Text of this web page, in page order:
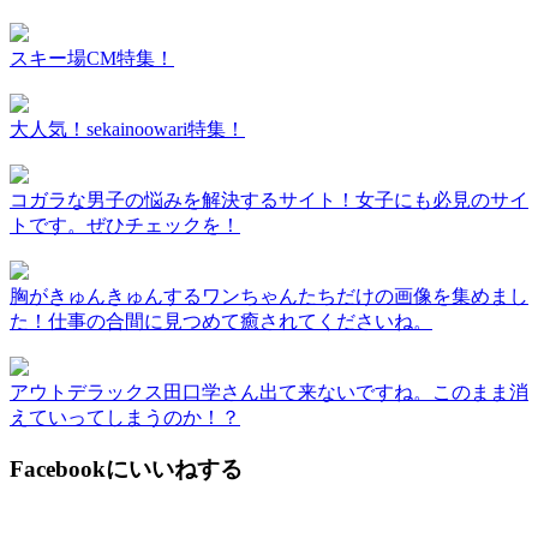
スキー場CM特集！
大人気！sekainoowari特集！
コガラな男子の悩みを解決するサイト！女子にも必見のサイ
トです。ぜひチェックを！
胸がきゅんきゅんするワンちゃんたちだけの画像を集めまし
た！仕事の合間に見つめて癒されてくださいね。
アウトデラックス田口学さん出て来ないですね。このまま消
えていってしまうのか！？
Facebookにいいねする